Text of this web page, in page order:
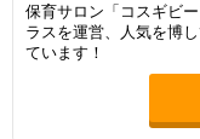
保育サロン「コスギビ
ラスを運営、人気を博
ています！